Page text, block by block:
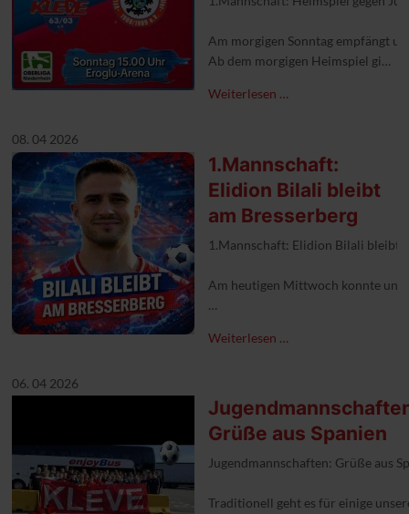
Am morgigen Sonntag empfängt
Ab dem morgigen Heimspiel gibt
Weiterlesen …
08. 04 2026
1.Mannschaft:
Elidion Bilali bleibt
am Bresserberg
1.Mannschaft: Elidion Bilali bleibt
Am heutigen Mittwoch konnte
Weiterlesen …
06. 04 2026
Grüße aus Spanien
Jugendmannschaften: Grüße aus
Traditionell geht es für einige